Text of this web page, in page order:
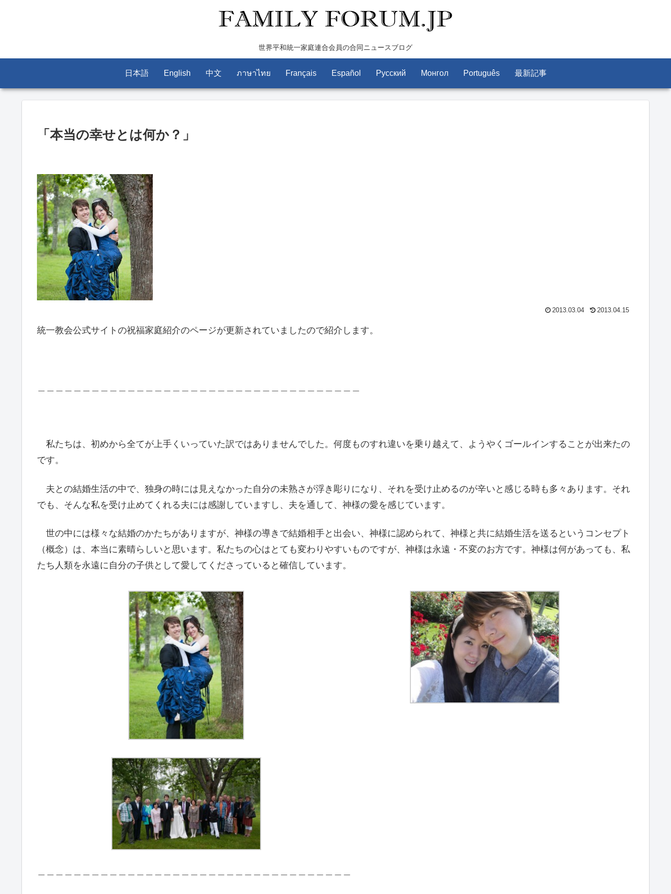
世界平和統一家庭連合会員の合同ニュースブログ
日本語 English 中文 ภาษาไทย Français Español Pусский Монгол Português 最新記事
「本当の幸せとは何か？」
2013.03.04 2013.04.15
統一教会公式サイトの祝福家庭紹介のページが更新されていましたので紹介します。
私たちは、初めから全てが上手くいっていた訳ではありませんでした。何度ものすれ違いを乗り越えて、ようやくゴールインすることが出来たの
です。
夫との結婚生活の中で、独身の時には見えなかった自分の未熟さが浮き彫りになり、それを受け止めるのが辛いと感じる時も多々あります。それ
でも、そんな私を受け止めてくれる夫には感謝していますし、夫を通して、神様の愛を感じています。
世の中には様々な結婚のかたちがありますが、神様の導きで結婚相手と出会い、神様に認められて、神様と共に結婚生活を送るというコンセプト
（概念）は、本当に素晴らしいと思います。私たちの心はとても変わりやすいものですが、神様は永遠・不変のお方です。神様は何があっても、私
たち人類を永遠に自分の子供として愛してくださっていると確信しています。